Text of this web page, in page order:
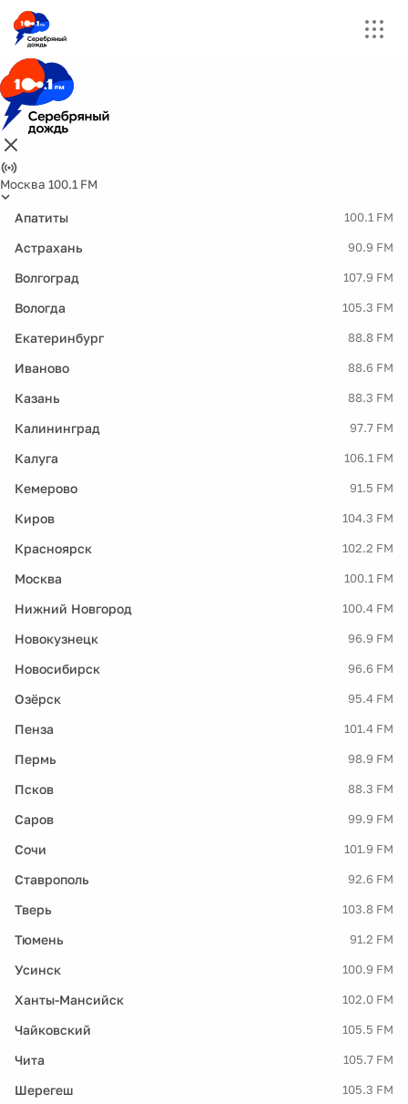
Москва 100.1 FM
Апатиты 100.1 FM
Астрахань 90.9 FM
Волгоград 107.9 FM
Вологда 105.3 FM
Екатеринбург 88.8 FM
Иваново 88.6 FM
Казань 88.3 FM
Калининград 97.7 FM
Калуга 106.1 FM
Кемерово 91.5 FM
Киров 104.3 FM
Красноярск 102.2 FM
Москва 100.1 FM
Нижний Новгород 100.4 FM
Новокузнецк 96.9 FM
Новосибирск 96.6 FM
Озёрск 95.4 FM
Пенза 101.4 FM
Пермь 98.9 FM
Псков 88.3 FM
Саров 99.9 FM
Сочи 101.9 FM
Ставрополь 92.6 FM
Тверь 103.8 FM
Тюмень 91.2 FM
Усинск 100.9 FM
Ханты-Мансийск 102.0 FM
Чайковский 105.5 FM
Чита 105.7 FM
Шерегеш 105.3 FM